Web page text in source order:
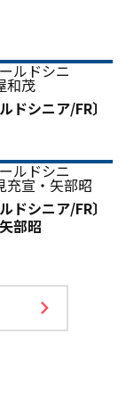
ドシニア/FR〕
ドシニア/FR〕
部昭